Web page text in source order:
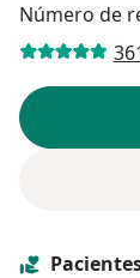
Número de